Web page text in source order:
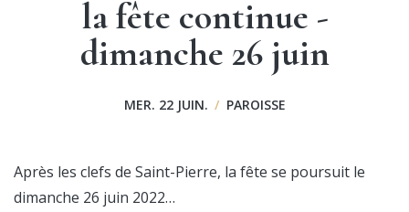
la fête continue -
dimanche 26 juin
MER. 22 JUIN. / PAROISSE
Après les clefs de Saint-Pierre, la fête se poursuit le
dimanche 26 juin 2022…